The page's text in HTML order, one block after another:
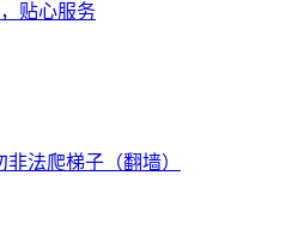
贴心服务
法爬梯子（翻墙）